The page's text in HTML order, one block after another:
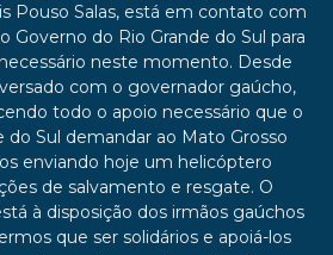
Pouso Salas, está em contato com
Governo do Rio Grande do Sul para
neste momento. Desde
com o governador gaúcho,
todo o apoio necessário que o
do Sul demandar ao Mato Grosso
enviando hoje um helicóptero
de salvamento e resgate. O
à disposição dos irmãos gaúchos
que ser solidários e apoiá-los